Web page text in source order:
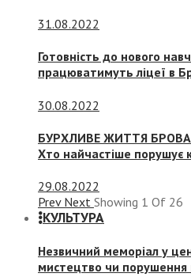
31.08.2022
Готовність до нового
працюватимуть ліцеї в
30.08.2022
БУРХЛИВЕ ЖИТТЯ
Хто найчастіше порушує
29.08.2022
Prev Next Showing 1 Of 26
КУЛЬТУРА
Незвичний меморіал у
мистецтво чи порушення